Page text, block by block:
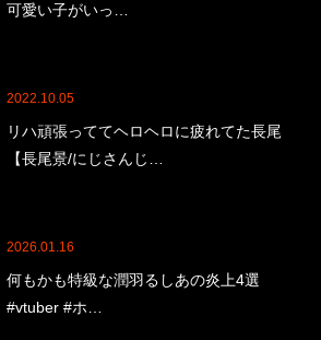
可愛い子がいっ…
2022.10.05
リハ頑張っててヘロヘロに疲れてた長尾
【長尾景/にじさんじ…
2026.01.16
何もかも特級な潤羽るしあの炎上4選
#vtuber #ホ…